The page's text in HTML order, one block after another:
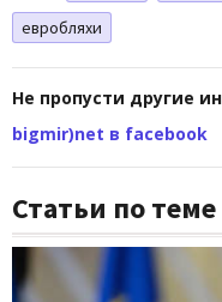
евробляхи
Не пропусти другие
bigmir)net в facebook
Статьи по теме